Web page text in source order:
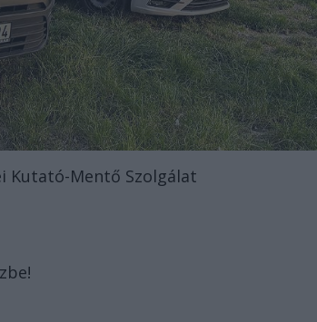
Kutató-Mentő Szolgálat